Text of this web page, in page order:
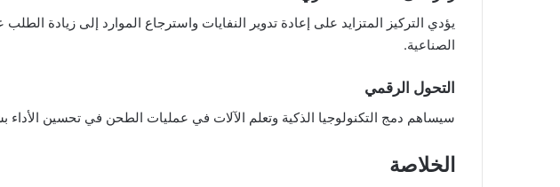
يؤدي التركيز المتزايد على إعادة تدوير النفايات واسترجاع الموارد إلى زيادة
الصناعية.
التحول الرقمي
سيساهم دمج التكنولوجيا الذكية وتعلم الآلات في عمليات الطحن في تحسين الأداء
الخلاصة